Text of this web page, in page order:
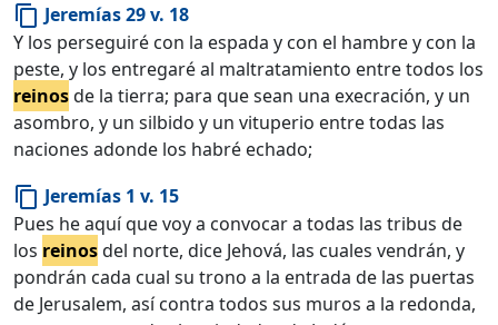
content_copy Jeremías 29 v. 18
Y los perseguiré con la espada y con el hambre y con la
peste, y los entregaré al maltratamiento entre todos los
reinosde la tierra; para que sean una execración, y un
asombro, y un silbido y un vituperio entre todas las
naciones adonde los habré echado;
content_copy Jeremías 1 v. 15
Pues he aquí que voy a convocar a todas las tribus de
los reinosdel norte, dice Jehová, las cuales vendrán, y
pondrán cada cual su trono a la entrada de las puertas
de Jerusalem, así contra todos sus muros a la redonda,